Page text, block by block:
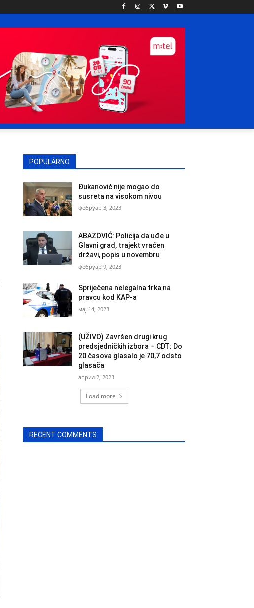
POPULARNO
Đukanović nije mogao do
susreta na visokom nivou
фебруар 3, 2023
ABAZOVIĆ: Policija da uđe u
Glavni grad, trajekt vraćen
državi, popis u novembru
фебруар 9, 2023
Spriječena nelegalna trka na
pravcu kod KAP-a
мај 14, 2023
(UŽIVO) Završen drugi krug
predsjedničkih izbora – CDT: Do
20 časova glasalo je 70,7 odsto
glasača
април 2, 2023
Load more
RECENT COMMENTS